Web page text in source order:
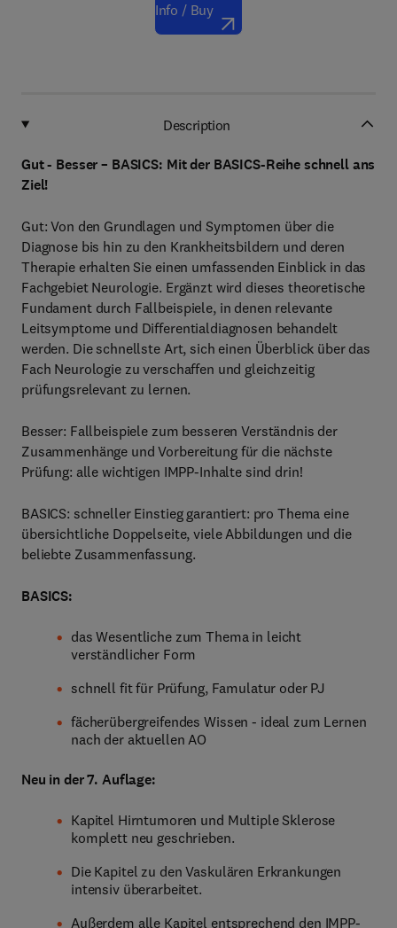
Info / Buy
Description
Gut - Besser – BASICS: Mit der BASICS-Reihe schnell ans
Ziel!
Gut: Von den Grundlagen und Symptomen über die
Diagnose bis hin zu den Krankheitsbildern und deren
Therapie erhalten Sie einen umfassenden Einblick in das
Fachgebiet Neurologie. Ergänzt wird dieses theoretische
Fundament durch Fallbeispiele, in denen relevante
Leitsymptome und Differentialdiagnosen behandelt
werden. Die schnellste Art, sich einen Überblick über das
Fach Neurologie zu verschaffen und gleichzeitig
prüfungsrelevant zu lernen.
Besser: Fallbeispiele zum besseren Verständnis der
Zusammenhänge und Vorbereitung für die nächste
Prüfung: alle wichtigen IMPP-Inhalte sind drin!
BASICS: schneller Einstieg garantiert: pro Thema eine
übersichtliche Doppelseite, viele Abbildungen und die
beliebte Zusammenfassung.
BASICS:
das Wesentliche zum Thema in leicht
verständlicher Form
schnell fit für Prüfung, Famulatur oder PJ
fächerübergreifendes Wissen - ideal zum Lernen
nach der aktuellen AO
Neu in der 7. Auflage:
Kapitel Hirntumoren und Multiple Sklerose
komplett neu geschrieben.
Die Kapitel zu den Vaskulären Erkrankungen
intensiv überarbeitet.
Außerdem alle Kapitel entsprechend den IMPP-